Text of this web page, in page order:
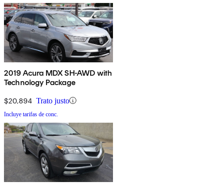
2019 Acura MDX SH-AWD with
Technology Package
$20,894 Trato justo
Incluye tarifas de conc.